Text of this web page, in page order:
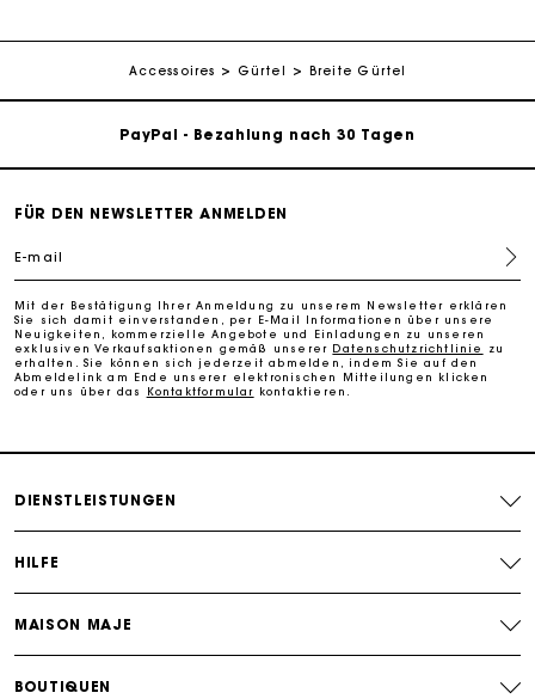
Accessoires Gürtel Breite Gürtel
Kostenlose Lieferung innerhalb von 2-3 Tagen
PayPal - Bezahlung nach 30 Tagen
Die Maje-Geschenkkarte: Die beste Möglichkeit, das
perfekte Geschenk zu machen
Kostenlose Lieferung innerhalb von 2-3 Tagen
PayPal - Bezahlung nach 30 Tagen
FÜR DEN NEWSLETTER ANMELDEN
E-mail
Mit der Bestätigung Ihrer Anmeldung zu unserem Newsletter erklären
Sie sich damit einverstanden, per E-Mail Informationen über unsere
Neuigkeiten, kommerzielle Angebote und Einladungen zu unseren
exklusiven Verkaufsaktionen gemäß unserer Datenschutzrichtlinie
zu
erhalten. Sie können sich jederzeit abmelden, indem Sie auf den
Abmeldelink am Ende unserer elektronischen Mitteilungen klicken
oder uns über das
Kontaktformular kontaktieren.
DIENSTLEISTUNGEN
HILFE
MAISON MAJE
BOUTIQUEN